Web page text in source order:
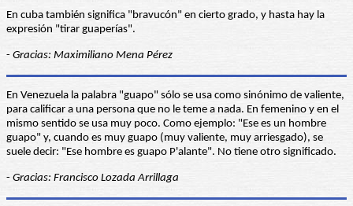
En cuba también significa "bravucón" en cierto grado, y hasta hay la
expresión "tirar guaperías".
- Gracias: Maximiliano Mena Pérez
En Venezuela la palabra "guapo" sólo se usa como sinónimo de valiente,
para calificar a una persona que no le teme a nada. En femenino y en el
mismo sentido se usa muy poco. Como ejemplo: "Ese es un hombre
guapo" y, cuando es muy guapo (muy valiente, muy arriesgado), se
suele decir: "Ese hombre es guapo P'alante". No tiene otro significado.
- Gracias: Francisco Lozada Arrillaga